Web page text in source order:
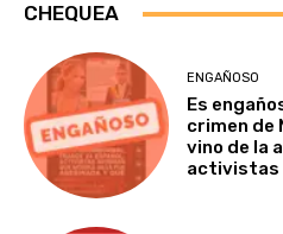
CHEQUEA
ENGAÑOSO
Es
crimen de
vino de la
activistas